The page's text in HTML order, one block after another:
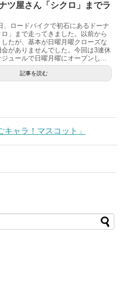
ツ屋さん「シクロ」までラ
、ロードバイクで初石にあるドーナ
」まで走ってきました。以前から
たが、基本が日曜月曜クローズな
がありませんでした。今回は3連休
ュールで日曜月曜にオープンし...
記事を読む
ャラ！マスコット」